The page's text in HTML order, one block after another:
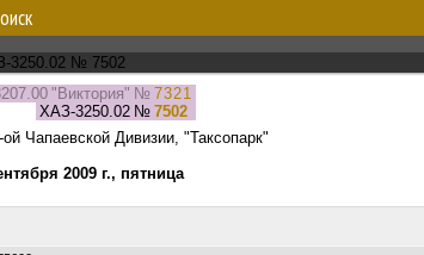
"Виктория" № 7321
ХАЗ-3250.02№ 7502
Чапаевской Дивизии, "Таксопарк"
2009 г., пятница